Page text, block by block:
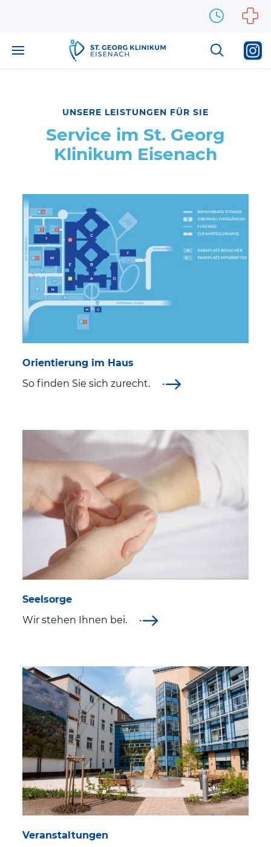
UNSERE LEISTUNGEN FÜR SIE
Service im St. Georg
Klinikum Eisenach
Orientierung im Haus
So finden Sie sich zurecht.
Seelsorge
Wir stehen Ihnen bei.
Veranstaltungen